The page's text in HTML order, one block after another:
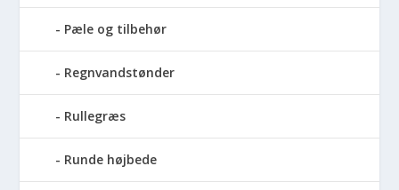
Pæle og tilbehør
Regnvandstønder
Rullegræs
Runde højbede